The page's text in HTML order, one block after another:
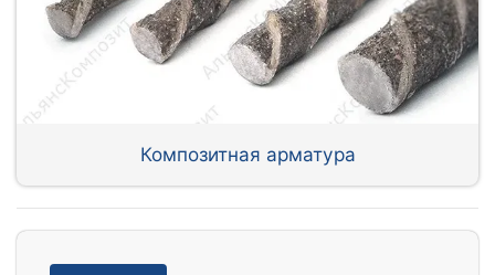
Композитная арматура